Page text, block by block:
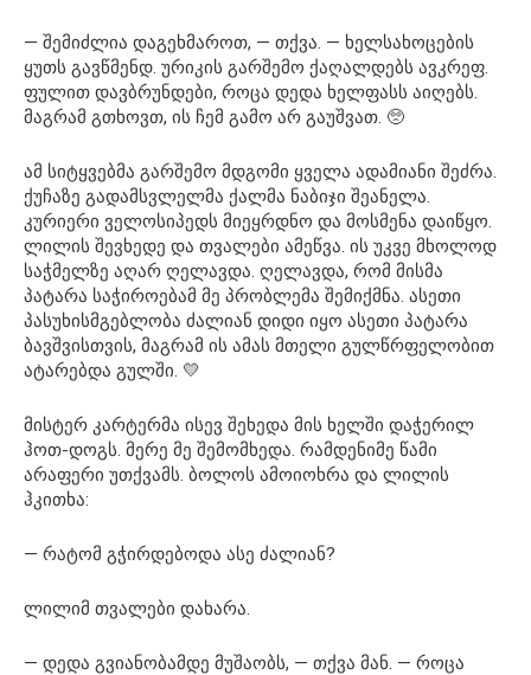
— შემიძლია დაგეხმაროთ, — თქვა. — ხელსახოცების
ყუთს გავწმენდ. ურიკის გარშემო ქაღალდებს ავკრეფ.
ფულით დავბრუნდები, როცა დედა ხელფასს აიღებს.
მაგრამ გთხოვთ, ის ჩემ გამო არ გაუშვათ. 🥺
ამ სიტყვებმა გარშემო მდგომი ყველა ადამიანი შეძრა.
ქუჩაზე გადამსვლელმა ქალმა ნაბიჯი შეანელა.
კურიერი ველოსიპედს მიეყრდნო და მოსმენა დაიწყო.
ლილის შევხედე და თვალები ამეწვა. ის უკვე მხოლოდ
საჭმელზე აღარ ღელავდა. ღელავდა, რომ მისმა
პატარა საჭიროებამ მე პრობლემა შემიქმნა. ასეთი
პასუხისმგებლობა ძალიან დიდი იყო ასეთი პატარა
ბავშვისთვის, მაგრამ ის ამას მთელი გულწრფელობით
ატარებდა გულში. 💛
მისტერ კარტერმა ისევ შეხედა მის ხელში დაჭერილ
ჰოთ-დოგს. მერე მე შემომხედა. რამდენიმე წამი
არაფერი უთქვამს. ბოლოს ამოიოხრა და ლილის
ჰკითხა:
— რატომ გჭირდებოდა ასე ძალიან?
ლილიმ თვალები დახარა.
— დედა გვიანობამდე მუშაობს, — თქვა მან. — როცა